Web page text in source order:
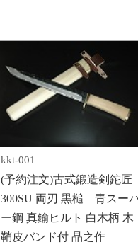
kkt-001
(予約注文)古式鍛造剣鉈匠
300SU 両刃 黒槌 青スー
ー鋼 真鍮ヒルト 白木柄 木
鞘皮バンド付 晶之作